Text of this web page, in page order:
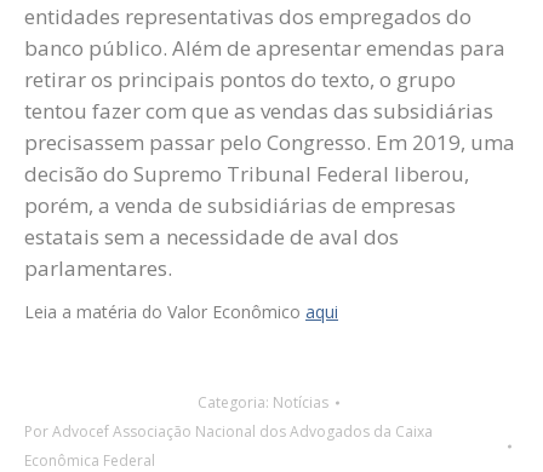
entidades representativas dos empregados do
banco público. Além de apresentar emendas para
retirar os principais pontos do texto, o grupo
tentou fazer com que as vendas das subsidiárias
precisassem passar pelo Congresso. Em 2019, uma
decisão do Supremo Tribunal Federal liberou,
porém, a venda de subsidiárias de empresas
estatais sem a necessidade de aval dos
parlamentares.
Leia a matéria do Valor Econômico aqui
Categoria: Notícias
PorAdvocef Associação Nacional dos Advogados da Caixa
Econômica Federal